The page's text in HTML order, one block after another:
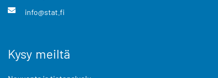
info@stat.fi
Kysy meiltä